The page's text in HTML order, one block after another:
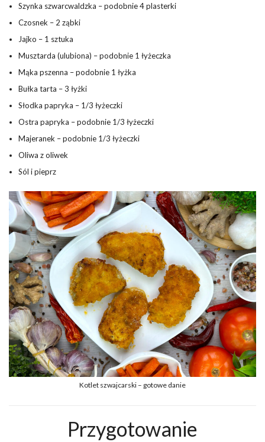
Szynka szwarcwaldzka – podobnie 4 plasterki
Czosnek – 2 ząbki
Jajko – 1 sztuka
Musztarda (ulubiona) – podobnie 1 łyżeczka
Mąka pszenna – podobnie 1 łyżka
Bułka tarta – 3 łyżki
Słodka papryka – 1/3 łyżeczki
Ostra papryka – podobnie 1/3 łyżeczki
Majeranek – podobnie 1/3 łyżeczki
Oliwa z oliwek
Sól i pieprz
Kotlet szwajcarski – gotowe danie
Przygotowanie